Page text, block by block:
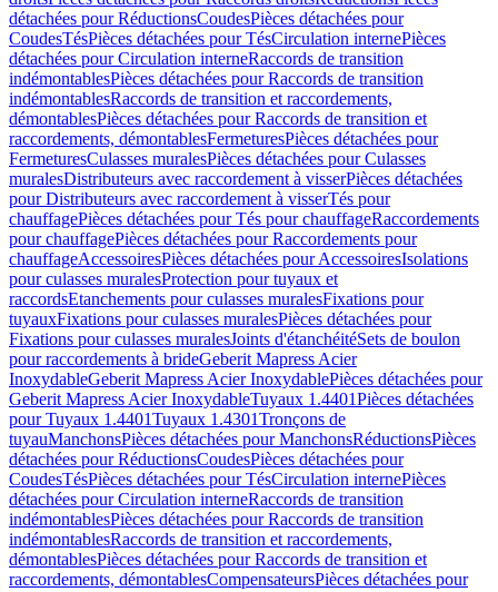
détachées pour RéductionsCoudesPièces détachées pour
CoudesTésPièces détachées pour TésCirculation internePièces
détachées pour Circulation interneRaccords de transition
indémontablesPièces détachées pour Raccords de transition
indémontablesRaccords de transition et raccordements,
démontablesPièces détachées pour Raccords de transition et
raccordements, démontablesFermeturesPièces détachées pour
FermeturesCulasses muralesPièces détachées pour Culasses
muralesDistributeurs avec raccordement à visserPièces détachées
pour Distributeurs avec raccordement à visserTés pour
chauffagePièces détachées pour Tés pour chauffageRaccordements
pour chauffagePièces détachées pour Raccordements pour
chauffageAccessoiresPièces détachées pour AccessoiresIsolations
pour culasses muralesProtection pour tuyaux et
raccordsEtanchements pour culasses muralesFixations pour
tuyauxFixations pour culasses muralesPièces détachées pour
Fixations pour culasses muralesJoints d'étanchéitéSets de boulon
pour raccordements à brideGeberit Mapress Acier
InoxydableGeberit Mapress Acier InoxydablePièces détachées pour
Geberit Mapress Acier InoxydableTuyaux 1.4401Pièces détachées
pour Tuyaux 1.4401Tuyaux 1.4301Tronçons de
tuyauManchonsPièces détachées pour ManchonsRéductionsPièces
détachées pour RéductionsCoudesPièces détachées pour
CoudesTésPièces détachées pour TésCirculation internePièces
détachées pour Circulation interneRaccords de transition
indémontablesPièces détachées pour Raccords de transition
indémontablesRaccords de transition et raccordements,
démontablesPièces détachées pour Raccords de transition et
raccordements, démontablesCompensateursPièces détachées pour